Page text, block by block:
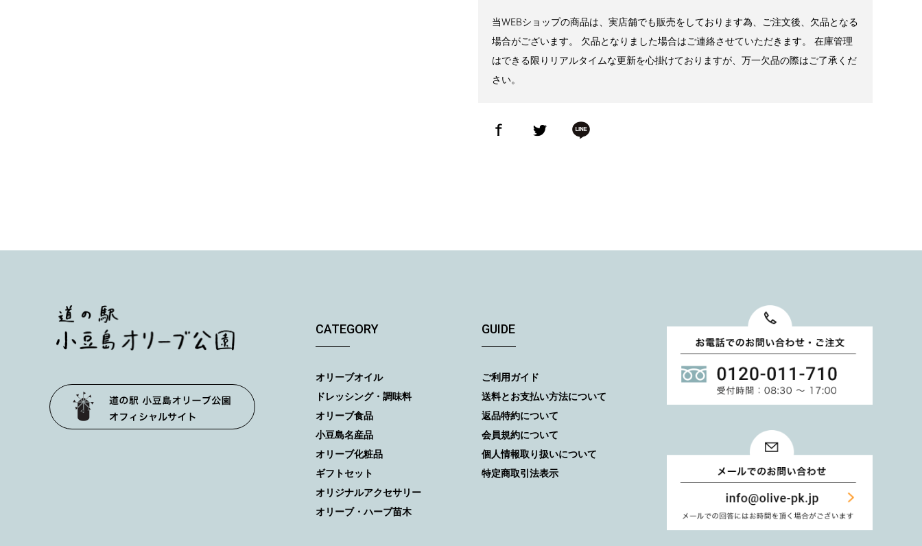
当WEBショップの商品は、実店舗でも販売をしております為、ご注文後、欠品となる
場合がございます。 欠品となりました場合はご連絡させていただきます。 在庫管理
はできる限りリアルタイムな更新を心掛けておりますが、万一欠品の際はご了承くだ
さい。
CATEGORY
オリーブオイル
ドレッシング・調味料
オリーブ食品
小豆島名産品
オリーブ化粧品
ギフトセット
オリジナルアクセサリー
オリーブ・ハーブ苗木
GUIDE
ご利用ガイド
送料とお支払い方法について
返品特約について
会員規約について
個人情報取り扱いについて
特定商取引法表示